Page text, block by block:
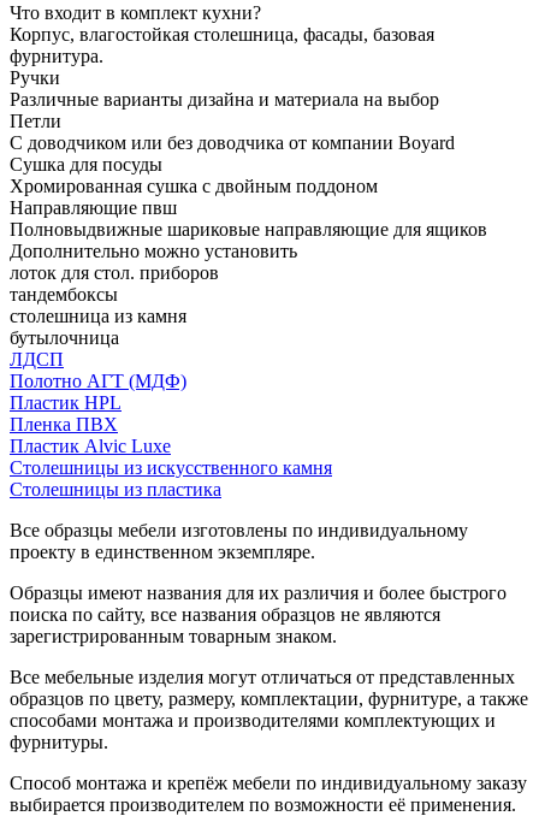
Что входит в комплект кухни?
Корпус, влагостойкая столешница, фасады, базовая
фурнитура.
Ручки
Различные варианты дизайна и материала на выбор
Петли
С доводчиком или без доводчика от компании Boyard
Сушка для посуды
Хромированная сушка с двойным поддоном
Направляющие пвш
Полновыдвижные шариковые направляющие для ящиков
Дополнительно можно установить
лоток для стол. приборов
тандембоксы
столешница из камня
бутылочница
ЛДСП
Полотно АГТ (МДФ)
Пластик HPL
Пленка ПВХ
Пластик Alvic Luxe
Столешницы из искусственного камня
Столешницы из пластика
Все образцы мебели изготовлены по индивидуальному
проекту в единственном экземпляре.
Образцы имеют названия для их различия и более быстрого
поиска по сайту, все названия образцов не являются
зарегистрированным товарным знаком.
Все мебельные изделия могут отличаться от представленных
образцов по цвету, размеру, комплектации, фурнитуре, а также
способами монтажа и производителями комплектующих и
фурнитуры.
Способ монтажа и крепёж мебели по индивидуальному заказу
выбирается производителем по возможности её применения.